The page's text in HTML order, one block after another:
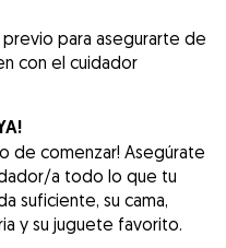
para asegurarte de
con el cuidador
de comenzar! Asegúrate
a todo lo que tu
suficiente, su cama,
y su juguete favorito.